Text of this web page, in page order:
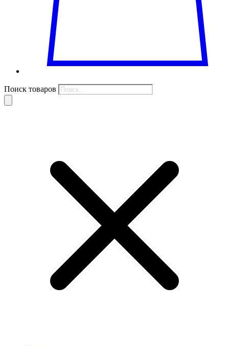
Поиск товаров